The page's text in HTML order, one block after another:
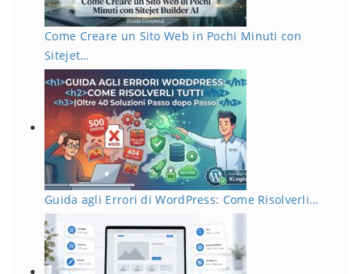
Come Creare un Sito Web in Pochi Minuti con
Sitejet…
Guida agli Errori di WordPress: Come Risolverli…